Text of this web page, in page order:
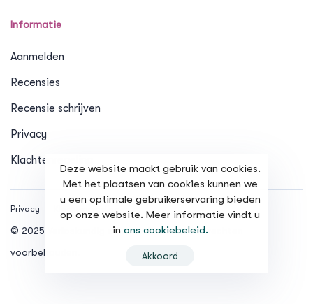
Informatie
Aanmelden
Recensies
Recensie schrijven
Privacy
Klachtenregeling
Privacy Klachtenregeling
© 2025 Verloskundig centrum Partera. Alle rechten
voorbehouden.
Deze website maakt gebruik van cookies.
Met het plaatsen van cookies kunnen we
u een optimale gebruikerservaring bieden
op onze website. Meer informatie vindt u
in ons cookiebeleid.
Akkoord